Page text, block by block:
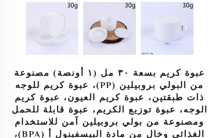
عبوة كريم بسعة ٣٠ مل (١ أونصة) مصنوعة
من البولي بروبيلين (PP)، عبوة كريم للوجه
ذات طبقتين، عبوة كريم العيون، عبوة كريم
الوجه، عبوة توزيع الكريم، عبوة قابلة للحمل
ومصنوعة من بولي بروبيلين آمن للاستخدام
الغذائي وخالٍ من مادة البيسفينول أ (BPA)،